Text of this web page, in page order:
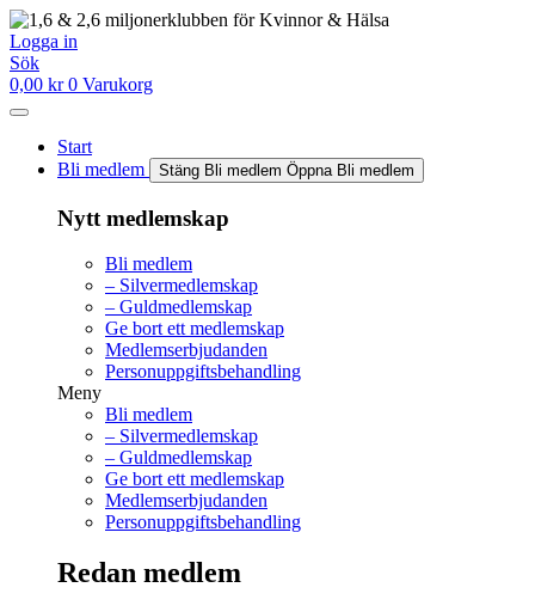
Hoppa
till
innehåll
Logga in
Sök
0,00 kr 0 Varukorg
Start
Bli medlem
Stäng Bli medlem Öppna Bli medlem
Nytt medlemskap
Bli medlem
– Silvermedlemskap
– Guldmedlemskap
Ge bort ett medlemskap
Medlemserbjudanden
Personuppgiftsbehandling
Meny
Bli medlem
– Silvermedlemskap
– Guldmedlemskap
Ge bort ett medlemskap
Medlemserbjudanden
Personuppgiftsbehandling
Redan medlem